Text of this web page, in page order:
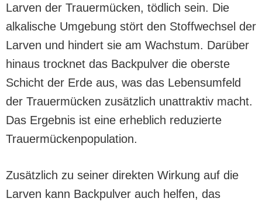
Larven der Trauermücken, tödlich sein. Die
alkalische Umgebung stört den Stoffwechsel der
Larven und hindert sie am Wachstum. Darüber
hinaus trocknet das Backpulver die oberste
Schicht der Erde aus, was das Lebensumfeld
der Trauermücken zusätzlich unattraktiv macht.
Das Ergebnis ist eine erheblich reduzierte
Trauermückenpopulation.
Zusätzlich zu seiner direkten Wirkung auf die
Larven kann Backpulver auch helfen, das